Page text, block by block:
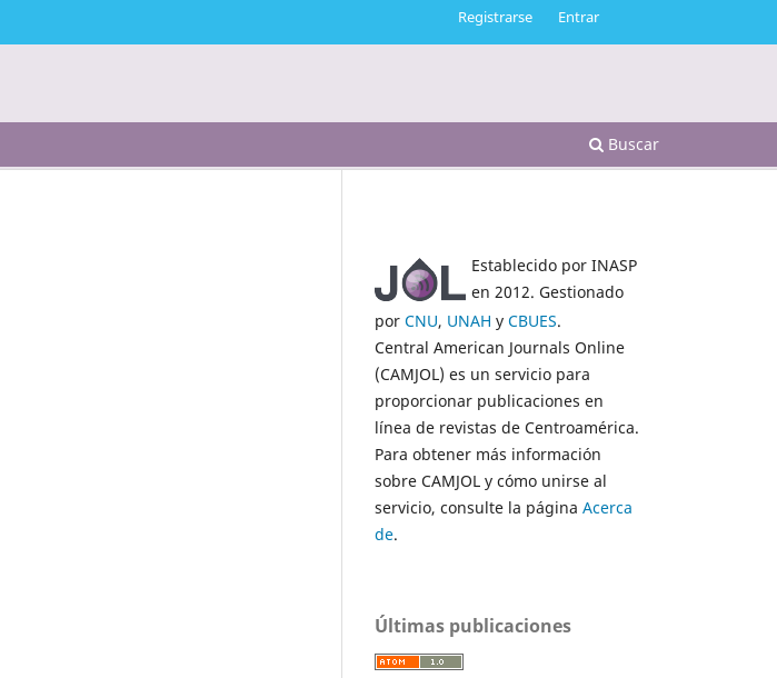
Buscar
Registrarse Entrar
Establecido por INASP
en 2012. Gestionado
por CNU, UNAH y CBUES.
Central American Journals Online
(CAMJOL) es un servicio para
proporcionar publicaciones en
línea de revistas de Centroamérica.
Para obtener más información
sobre CAMJOL y cómo unirse al
servicio, consulte la página Acerca
de.
Últimas publicaciones